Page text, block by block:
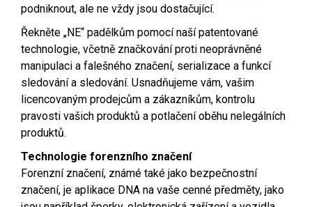
podniknout, ale ne vždy jsou dostačující.
Řekněte „NE“ padělkům pomocí naší patentované
technologie, včetně značkování proti neoprávněné
manipulaci a falešného značení, serializace a funkcí
sledování a sledování. Usnadňujeme vám, vašim
licencovaným prodejcům a zákazníkům, kontrolu
pravosti vašich produktů a potlačení oběhu nelegálních
produktů.
Technologie forenzního značení
Forenzní značení, známé také jako bezpečnostní
značení, je aplikace DNA na vaše cenné předměty, jako